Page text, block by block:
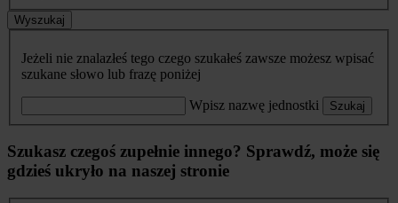
Wyszukaj
Jeżeli nie znalazłeś tego czego szukałeś zawsze możesz wpisać
szukane słowo lub frazę poniżej
Wpisz nazwę jednostki Szukaj
Szukasz czegoś zupełnie innego? Sprawdź, może się
gdzieś ukryło na naszej stronie